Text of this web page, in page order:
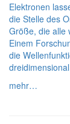
Elektronen
die Stelle des
Größe, die alle
Einem
die
mehr…